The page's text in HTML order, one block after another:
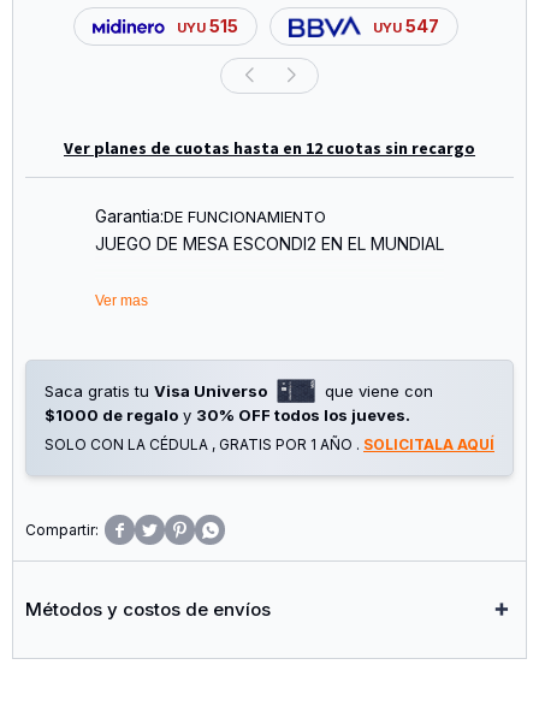
UYU 515 UYU 547
Ver planes de cuotas hasta en 12 cuotas sin recargo
Garantia:DE FUNCIONAMIENTO
JUEGO DE MESA ESCONDI2 EN EL MUNDIAL
Ver mas
Saca gratis tu Visa Universo
que viene con
$1000 de regalo y 30% OFF todos los jueves.
SOLO CON LA CÉDULA , GRATIS POR 1 AÑO . SOLICITALA AQUÍ
   
Métodos y costos de envíos